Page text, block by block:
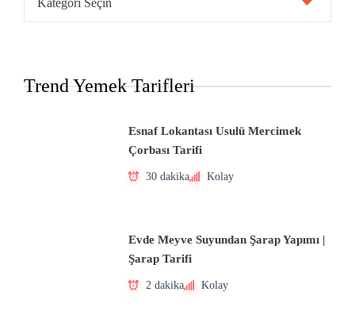
Mutfakları
Trend Yemek Tarifleri
Esnaf Lokantası Usulü Mercimek
Çorbası Tarifi
30 dakika Kolay
Evde Meyve Suyundan Şarap Yapımı |
Şarap Tarifi
2 dakika Kolay